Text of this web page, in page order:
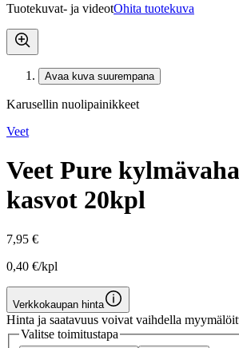
Tuotekuvat- ja videotOhita tuotekuva
Avaa kuva suurempana
Karusellin nuolipainikkeet
Veet
Veet Pure
kasvot 20kpl
7,95 €
0,40 €/kpl
Verkkokaupan hinta
Hinta ja saatavuus voivat vaihdella
Valitse toimitustapa